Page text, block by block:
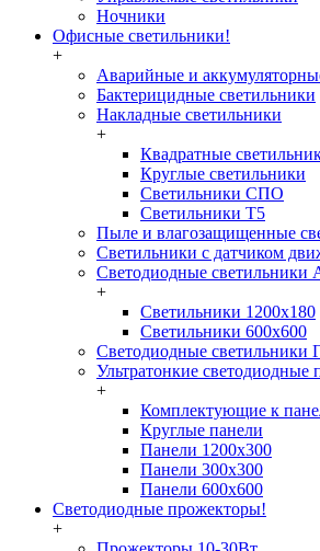
Ночники
Офисные светильники!
+
Аварийные и
Бактерицидные светильники
Накладные светильники
+
Квадратные
Круглые светильники
Светильники СПО
Светильники Т5
Пыле и влагозащищенные
Светильники с датчиком
Светодиодные светильники
+
Светильники 1200х180
Светильники 600х600
Светодиодные светильники
Ультратонкие светодиодные
+
Комплектующие к
Круглые панели
Панели 1200х300
Панели 300х300
Панели 600х600
Светодиодные прожекторы!
+